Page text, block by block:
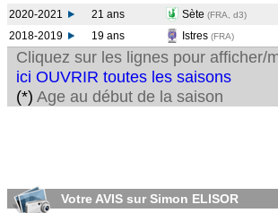
2020-2021
21 ans Sète (FRA, d3)
2018-2019
19 ans Istres (FRA)
Cliquez sur les lignes pour
ici OUVRIR toutes les saisons
(*) Age au début de la saison
Votre AVIS sur Simon ELISOR